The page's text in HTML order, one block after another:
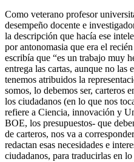
Como veterano profesor
desempeño docente e
la descripción que hacía ese
por antonomasia que era el
escribía que “es un trabajo muy
entrega las cartas, aunque no las
tenemos atribuidos la
somos, lo debemos ser, carteros
los ciudadanos (en lo que nos
refiere a Ciencia, innovación y
BOE, los presupuestos- que
de carteros, nos va a
redactan esas necesidades e
ciudadanos, para traducirlas en